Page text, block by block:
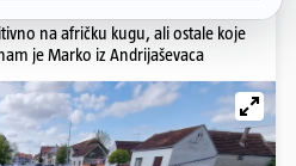
i na travi. I sami vidite kako to
na afričku kugu, ali ostale koje
je Marko iz Andrijaševaca